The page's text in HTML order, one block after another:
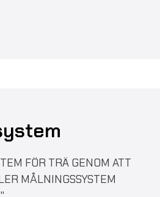
FÖR TRÄ GENOM ATT
MÅLNINGSSYSTEM